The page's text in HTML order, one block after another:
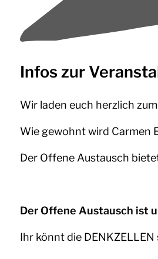
Infos zur
Wir laden euch herzlich
Wie gewohnt wird Carmen
Der Offene Austausch
Der Offene Austausch ist
Ihr könnt die